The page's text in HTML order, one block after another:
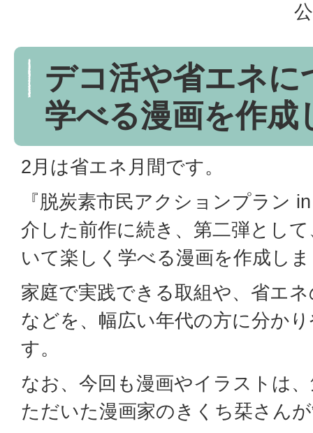
デコ活や省エネに
学べる漫画を作成
2月は省エネ月間です。
『脱炭素市民アクションプラン
介した前作に続き、第二弾とし
いて楽しく学べる漫画を作成し
家庭で実践できる取組や、省エ
などを、幅広い年代の方に分か
す。
なお、今回も漫画やイラストは
ただいた漫画家のきくち栞さん